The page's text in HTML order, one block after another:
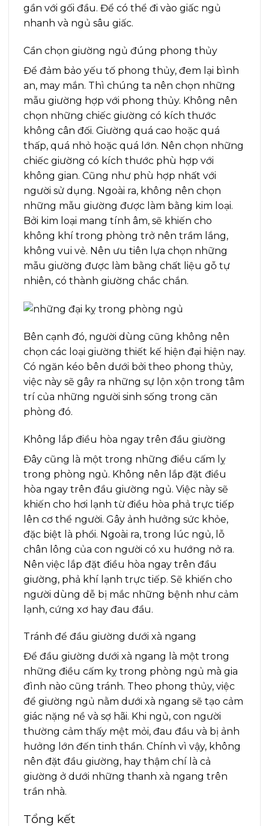
gần với gối đầu. Để có thể đi vào giấc ngủ
nhanh và ngủ sâu giấc.
Cần chọn giường ngủ đúng phong thủy
Để đảm bảo yếu tố phong thủy, đem lại bình
an, may mắn. Thì chúng ta nên chọn những
mẫu giường hợp với phong thủy. Không nên
chọn những chiếc giường có kích thước
không cân đối. Giường quá cao hoặc quá
thấp, quá nhỏ hoặc quá lớn. Nên chọn những
chiếc giường có kích thước phù hợp với
không gian. Cũng như phù hợp nhất với
người sử dụng. Ngoài ra, không nên chọn
những mẫu giường được làm bằng kim loại.
Bởi kim loại mang tính âm, sẽ khiến cho
không khí trong phòng trở nên trầm lắng,
không vui vẻ. Nên ưu tiên lựa chọn những
mẫu giường được làm bằng chất liệu gỗ tự
nhiên, có thành giường chắc chắn.
Bên cạnh đó, người dùng cũng không nên
chọn các loại giường thiết kế hiện đại hiện nay.
Có ngăn kéo bên dưới bởi theo phong thủy,
việc này sẽ gây ra những sự lộn xộn trong tâm
trí của những người sinh sống trong căn
phòng đó.
Không lắp điều hòa ngay trên đầu giường
Đây cũng là một trong những điều cấm lỵ
trong phòng ngủ. Không nên lắp đặt điều
hòa ngay trên đầu giường ngủ. Việc này sẽ
khiến cho hơi lạnh từ điều hòa phả trực tiếp
lên cơ thể người. Gây ảnh hưởng sức khỏe,
đặc biệt là phổi. Ngoài ra, trong lúc ngủ, lỗ
chân lông của con người có xu hướng nở ra.
Nên việc lắp đặt điều hòa ngay trên đầu
giường, phả khí lạnh trực tiếp. Sẽ khiến cho
người dùng dễ bị mắc những bệnh như cảm
lạnh, cứng xơ hay đau đầu.
Tránh để đầu giường dưới xà ngang
Để đầu giường dưới xà ngang là một trong
những điều cấm kỵ trong phòng ngủ mà gia
đình nào cũng tránh. Theo phong thủy, việc
để giường ngủ nằm dưới xà ngang sẽ tạo cảm
giác nặng nề và sợ hãi. Khi ngủ, con người
thường cảm thấy mệt mỏi, đau đầu và bị ảnh
hưởng lớn đến tinh thần. Chính vì vậy, không
nên đặt đầu giường, hay thậm chí là cả
giường ở dưới những thanh xà ngang trên
trần nhà.
Tổng kết